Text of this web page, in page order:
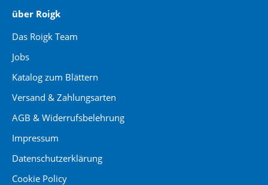
über Roigk
Das Roigk Team
Jobs
Katalog zum Blättern
Versand & Zahlungsarten
AGB & Widerrufsbelehrung
Impressum
Datenschutzerklärung
Cookie Policy